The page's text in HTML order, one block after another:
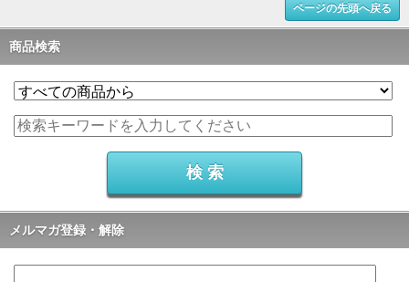
ページの先頭へ戻る
商品検索
メルマガ登録・解除